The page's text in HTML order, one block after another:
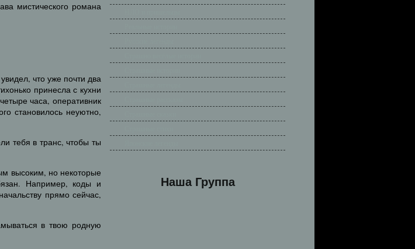
мистического романа
что уже почти два
принесла с кухни
часа, оперативник
становилось неуютно,
тебя в транс, чтобы ты
высоким, но некоторые
Например, коды и
прямо сейчас,
в твою родную
Наша Группа